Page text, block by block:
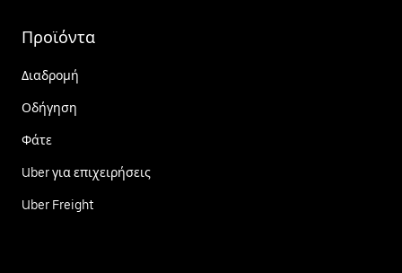
Προϊόντα
Διαδρομή
Οδήγηση
Φάτε
Uber για επιχειρήσεις
Uber Freight